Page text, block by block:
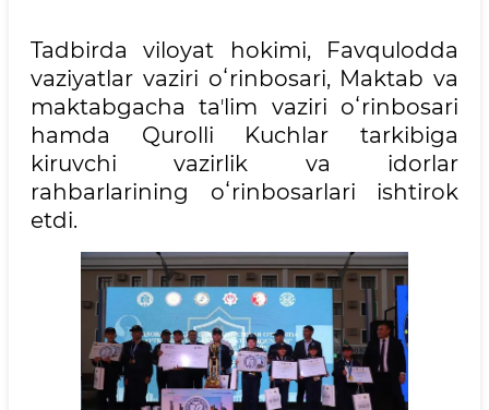
Tadbirda viloyat hokimi, Favqulodda
vaziyatlar vaziri oʻrinbosari, Maktab va
maktabgacha taʼlim vaziri oʻrinbosari
hamda Qurolli Kuchlar tarkibiga
kiruvchi vazirlik va idorlar
rahbarlarining oʻrinbosarlari ishtirok
etdi.